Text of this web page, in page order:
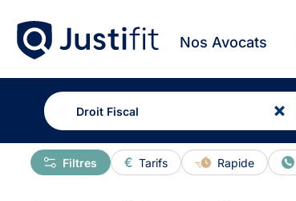
Nos Avocats
Tarifs Rapide
Filtres